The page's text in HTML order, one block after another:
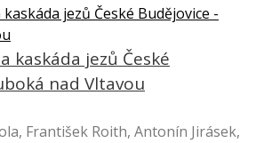
kaskáda jezů České
nad Vltavou
František Roith, Antonín Jirásek,